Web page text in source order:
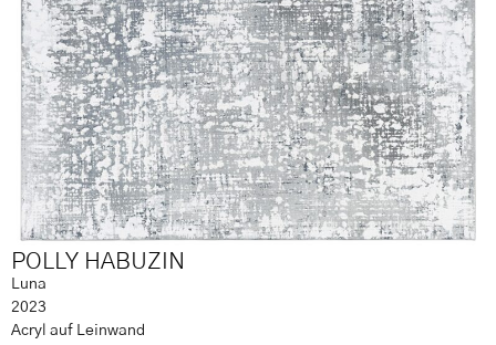
POLLY HABUZIN
Luna
2023
Acryl auf Leinwand